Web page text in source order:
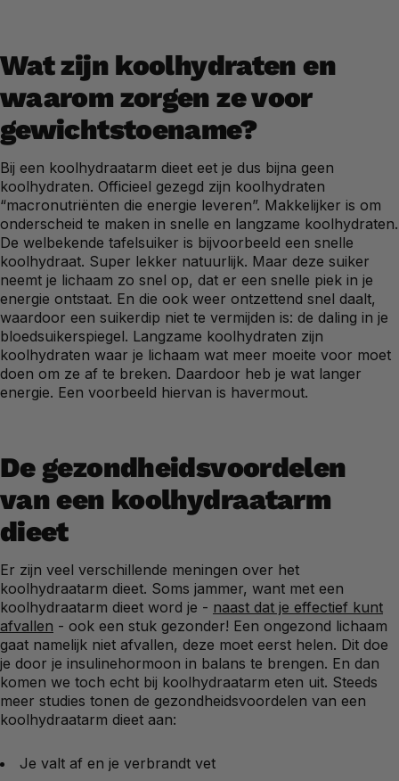
Wat zijn koolhydraten en
waarom zorgen ze voor
gewichtstoename?
Bij een koolhydraatarm dieet eet je dus bijna geen
koolhydraten. Officieel gezegd zijn koolhydraten
“macronutriënten die energie leveren”. Makkelijker is om
onderscheid te maken in snelle en langzame koolhydraten.
De welbekende tafelsuiker is bijvoorbeeld een snelle
koolhydraat. Super lekker natuurlijk. Maar deze suiker
neemt je lichaam zo snel op, dat er een snelle piek in je
energie ontstaat. En die ook weer ontzettend snel daalt,
waardoor een suikerdip niet te vermijden is: de daling in je
bloedsuikerspiegel. Langzame koolhydraten zijn
koolhydraten waar je lichaam wat meer moeite voor moet
doen om ze af te breken. Daardoor heb je wat langer
energie. Een voorbeeld hiervan is havermout.
De gezondheidsvoordelen
van een koolhydraatarm
dieet
Er zijn veel verschillende meningen over het
koolhydraatarm dieet. Soms jammer, want met een
koolhydraatarm dieet word je - naast dat je effectief kunt
afvallen - ook een stuk gezonder! Een ongezond lichaam
gaat namelijk niet afvallen, deze moet eerst helen. Dit doe
je door je insulinehormoon in balans te brengen. En dan
komen we toch echt bij koolhydraatarm eten uit. Steeds
meer studies tonen de gezondheidsvoordelen van een
koolhydraatarm dieet aan:
Je valt af en je verbrandt vet